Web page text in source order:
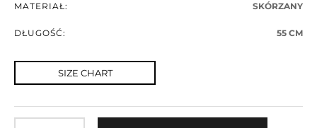
MATERIAŁ: SKÓRZANY
DŁUGOŚĆ: 55 CM
SIZE CHART